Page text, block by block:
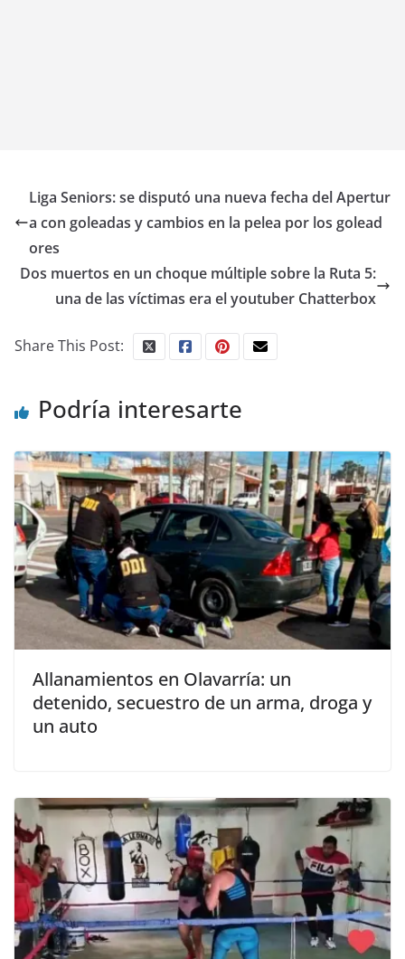
Liga Seniors: se disputó una nueva fecha del Apertur
a con goleadas y cambios en la pelea por los golead
ores
Dos muertos en un choque múltiple sobre la Ruta 5:
una de las víctimas era el youtuber Chatterbox
Share This Post:
Podría interesarte
Allanamientos en Olavarría: un
detenido, secuestro de un arma, droga y
un auto